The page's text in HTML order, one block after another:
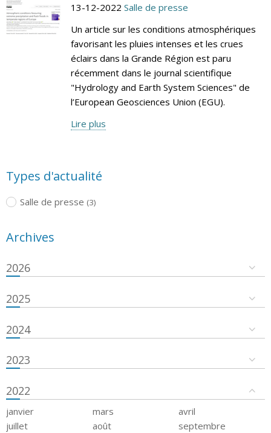
13-12-2022 Salle de presse
Un article sur les conditions atmosphériques
favorisant les pluies intenses et les crues
éclairs dans la Grande Région est paru
récemment dans le journal scientifique
"Hydrology and Earth System Sciences" de
l’European Geosciences Union (EGU).
Lire plus
Types d'actualité
Salle de presse (3)
Archives
2026
2025
2024
2023
2022
janvier mars
avril
juillet
août
septembre